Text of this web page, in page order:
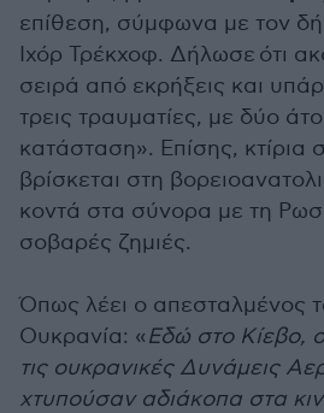
επίθεση, σύμφωνα με τον
Ιχόρ Τρέκχοφ. Δήλωσε ότι
σειρά από εκρήξεις και
τρεις τραυματίες, με δύο
κατάσταση». Επίσης, κτίρια
βρίσκεται στη
κοντά στα σύνορα με τη
σοβαρές ζημιές.
Όπως λέει ο απεσταλμένος
Ουκρανία: «Εδώ στο Κίεβο,
τις ουκρανικές Δυνάμεις
χτυπούσαν αδιάκοπα στα